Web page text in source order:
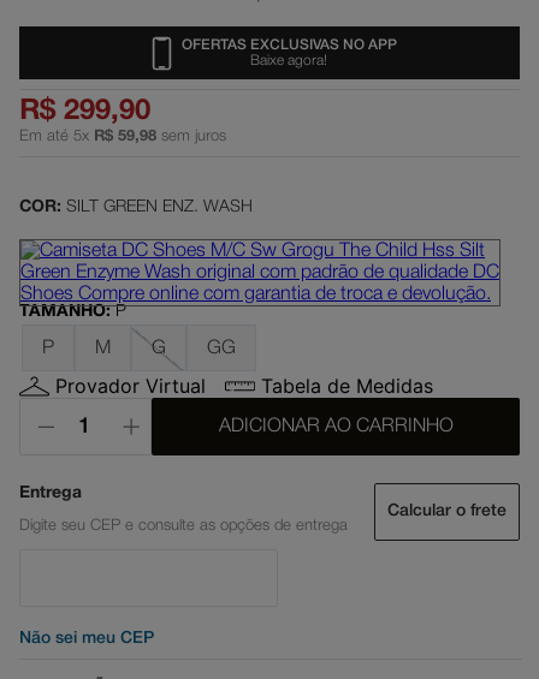
OFERTAS EXCLUSIVAS NO APP
Baixe agora!
R$ 299,90
Em até 5x R$ 59,98 sem juros
COR: SILT GREEN ENZ. WASH
TAMANHO: P
P M G GG
Provador Virtual Tabela de Medidas
ADICIONAR AO CARRINHO
Não sei meu CEP
Calcular o frete
6º boné
7º moletom
9º anvil
10º regata